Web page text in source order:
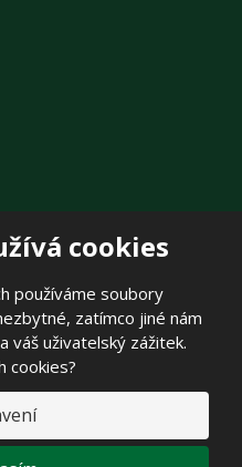
cookies
používáme soubory
zatímco jiné nám
váš uživatelský zážitek.
cookies?
osobních údajů| Mapa stránek